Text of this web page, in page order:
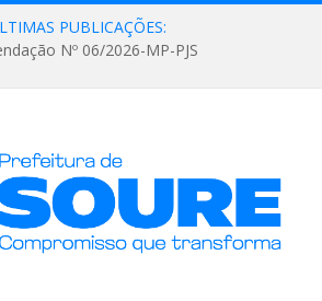
PUBLICAÇÕES:
Nº 06/2026-MP-PJS